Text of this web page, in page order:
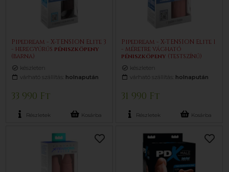
Pipedream - X-TENSION Elite 3
- heregyűrűs péniszköpeny
(barna)
készleten
várható szállítás: holnapután
33 990 Ft
Részletek Kosárba
Pipedream - X-TENSION Elite 1
- méretre vágható
péniszköpeny (testszínű)
készleten
várható szállítás: holnapután
31 990 Ft
Részletek Kosárba